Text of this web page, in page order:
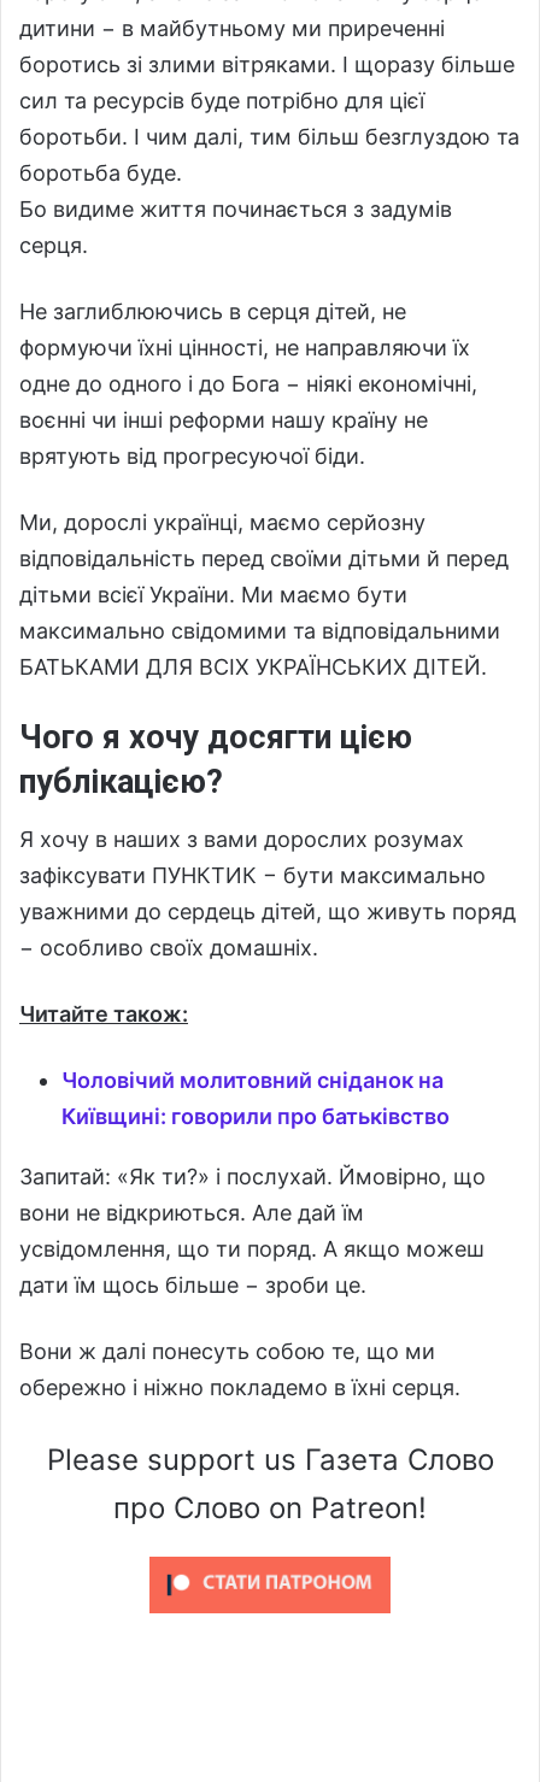
дитини − в майбутньому ми приреченні
боротись зі злими вітряками. І щоразу більше
сил та ресурсів буде потрібно для цієї
боротьби. І чим далі, тим більш безглуздою та
боротьба буде.
Бо видиме життя починається з задумів
серця.
Не заглиблюючись в серця дітей, не
формуючи їхні цінності, не направляючи їх
одне до одного і до Бога − ніякі економічні,
воєнні чи інші реформи нашу країну не
врятують від прогресуючої біди.
Ми, дорослі українці, маємо серйозну
відповідальність перед своїми дітьми й перед
дітьми всієї України. Ми маємо бути
максимально свідомими та відповідальними
БАТЬКАМИ ДЛЯ ВСІХ УКРАЇНСЬКИХ ДІТЕЙ.
Чого я хочу досягти цією
публікацією?
Я хочу в наших з вами дорослих розумах
зафіксувати ПУНКТИК − бути максимально
уважними до сердець дітей, що живуть поряд
− особливо своїх домашніх.
Читайте також:
Чоловічий молитовний сніданок на
Київщині: говорили про батьківство
Запитай: «Як ти?» і послухай. Ймовірно, що
вони не відкриються. Але дай їм
усвідомлення, що ти поряд. А якщо можеш
дати їм щось більше − зроби це.
Вони ж далі понесуть собою те, що ми
обережно і ніжно покладемо в їхні серця.
Please support us Газета Слово
про Слово on Patreon!